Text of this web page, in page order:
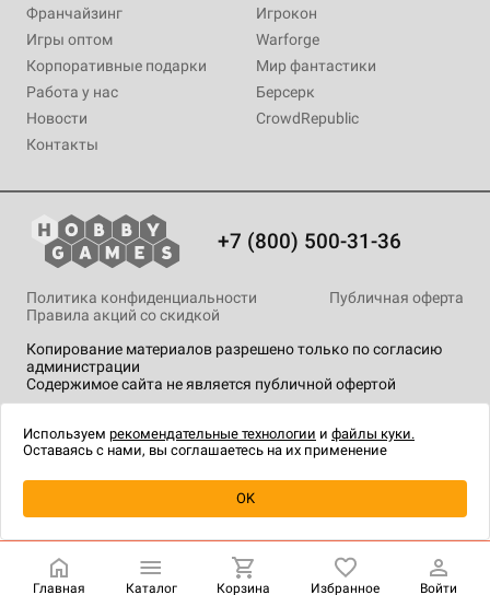
Уведомить о наличии
Франчайзинг
Игры оптом
Корпоративные подарки
Работа у нас
Новости
Контакты
Игрокон
Warforge
Мир фантастики
Берсерк
CrowdRepublic
+7 (800) 500-31-36
Копирование материалов разрешено только по согласию
администрации
Содержимое сайта не является публичной офертой
Политика конфиденциальности
Публичная оферта
Правила акций со скидкой
технологии.
Главная Каталог Корзина Избранное Войти
Используем рекомендательные технологии и файлы куки.
Оставаясь с нами, вы соглашаетесь на их применение
OK